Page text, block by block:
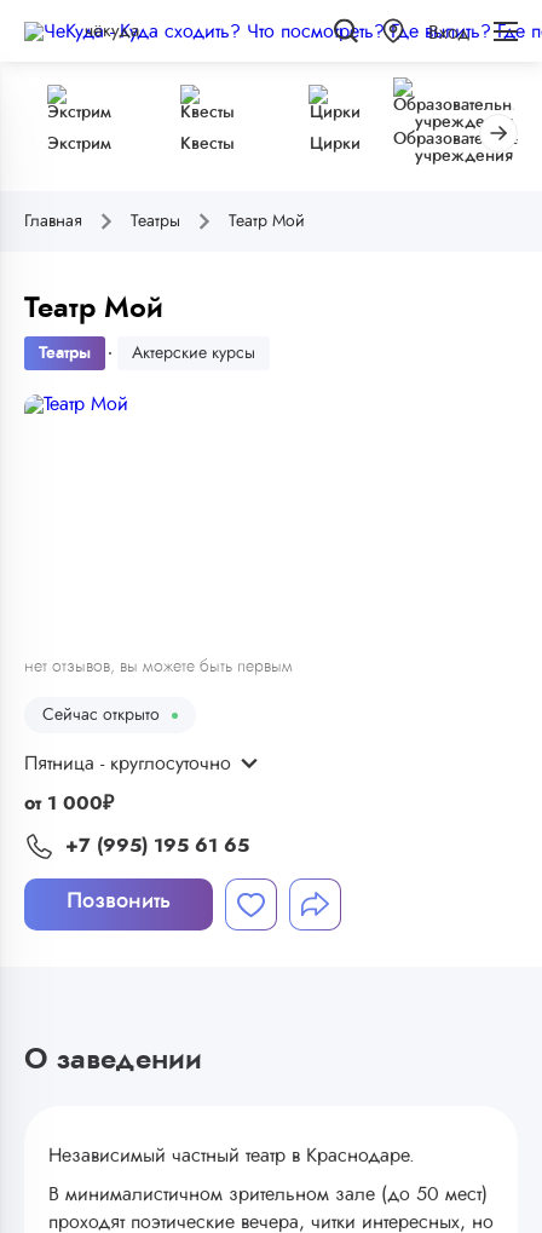
чёкуда Вход
Экстрим Квесты Цирки
Образовательные
учреждения
Главная Театры Театр Мой
Театр Мой
Театры Актерские курсы
нет отзывов, вы можете быть первым
Сейчас открыто
Пятница - круглосуточно
от 1 000₽
+7 (995) 195 61 65
Позвонить
О заведении
Независимый частный театр в Краснодаре.
В минималистичном зрительном зале (до 50 мест)
проходят поэтические вечера, читки интересных, но